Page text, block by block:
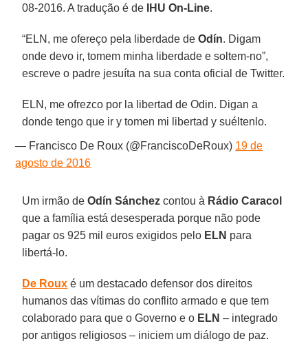
08-2016. A tradução é de
IHU On-Line.
“ELN, me ofereço pela liberdade deOdín. Digam
onde devo ir, tomem minha liberdade e soltem-no”,
escreve o padre jesuíta na sua conta oficial de Twitter.
ELN, me ofrezco por la libertad de Odin. Digan a
donde tengo que ir y tomen mi libertad y suéltenlo.
— Francisco De Roux (@FranciscoDeRoux) 19 de
agosto de 2016
Um irmão deOdín Sánchez contou à Rádio Caracol
que a família está desesperada porque não pode
pagar os 925 mil euros exigidos pelo ELN para
libertá-lo.
De Roux é um destacado defensor dos direitos
humanos das vítimas do conflito armado e que tem
colaborado para que o Governo e o ELN – integrado
por antigos religiosos – iniciem um diálogo de paz.